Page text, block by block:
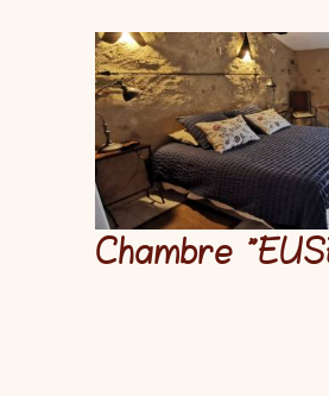
Chambre "